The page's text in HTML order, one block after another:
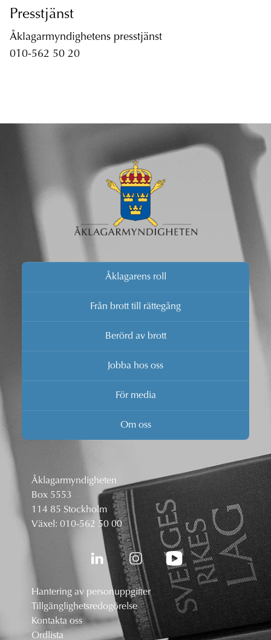
Presstjänst
Åklagarmyndighetens presstjänst
010-562 50 20
Åklagarens roll
Från brott till rättegång
Berörd av brott
Jobba hos oss
För media
Om oss
Åklagarmyndigheten
Box 5553
114 85 Stockholm
Växel: 010-562 50 00
Hantering av personuppgifter
Tillgänglighetsredogörelse
Kontakta oss
Ordlista